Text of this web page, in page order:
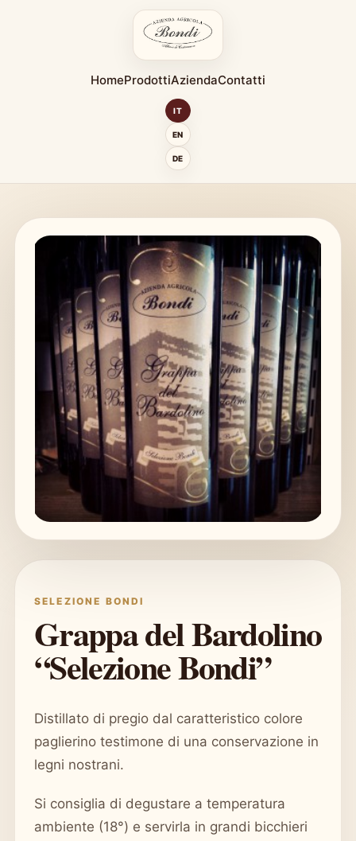
HomeProdottiAziendaContatti
IT
EN
DE
SELEZIONE BONDI
Grappa del Bardolino
“Selezione Bondi”
Distillato di pregio dal caratteristico colore
paglierino testimone di una conservazione in
legni nostrani.
Si consiglia di degustare a temperatura
ambiente (18°) e servirla in grandi bicchieri